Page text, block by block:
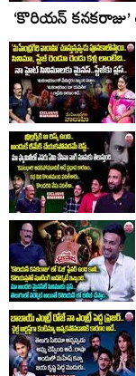
‘కొరియన్